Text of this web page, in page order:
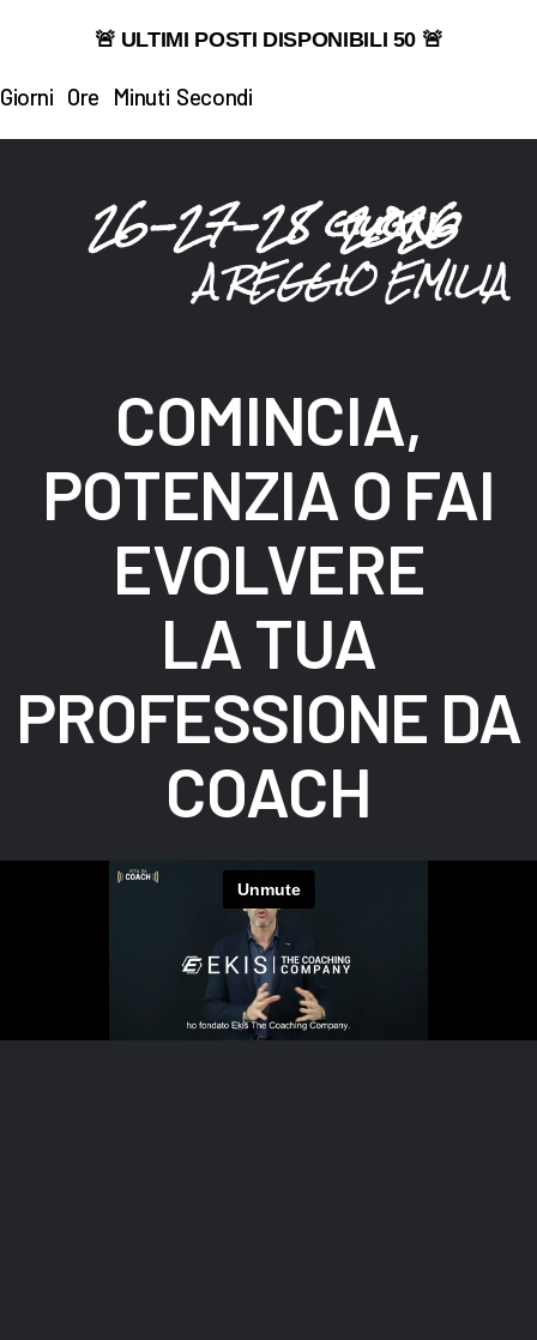
🚨 ULTIMI POSTI DISPONIBILI 50 🚨
Giorni Ore Minuti Secondi
26-27-28 giugno 2026
A REGGIO EMILIA
COMINCIA,
POTENZIA O FAI
EVOLVERE
LA TUA
PROFESSIONE DA
COACH